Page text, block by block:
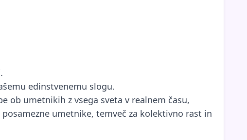
edinstvenemu slogu.
ob umetnikih z vsega sveta v realnem času,
umetnike, temveč za kolektivno rast in